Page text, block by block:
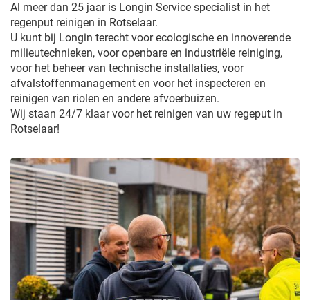
Al meer dan 25 jaar is Longin Service specialist in het
regenput reinigen in Rotselaar.
U kunt bij Longin terecht voor ecologische en innoverende
milieutechnieken, voor openbare en industriële reiniging,
voor het beheer van technische installaties, voor
afvalstoffenmanagement en voor het inspecteren en
reinigen van riolen en andere afvoerbuizen.
Wij staan 24/7 klaar voor het reinigen van uw regeput in
Rotselaar!